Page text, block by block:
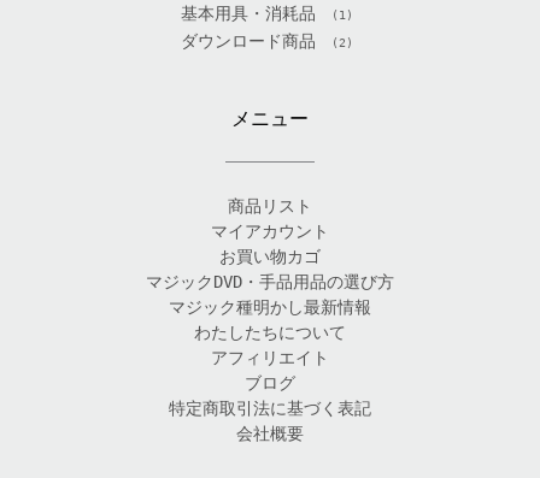
基本用具・消耗品 (1)
ダウンロード商品 (2)
メニュー
商品リスト
マイアカウント
お買い物カゴ
マジックDVD・手品用品の選び方
マジック種明かし最新情報
わたしたちについて
アフィリエイト
ブログ
特定商取引法に基づく表記
会社概要